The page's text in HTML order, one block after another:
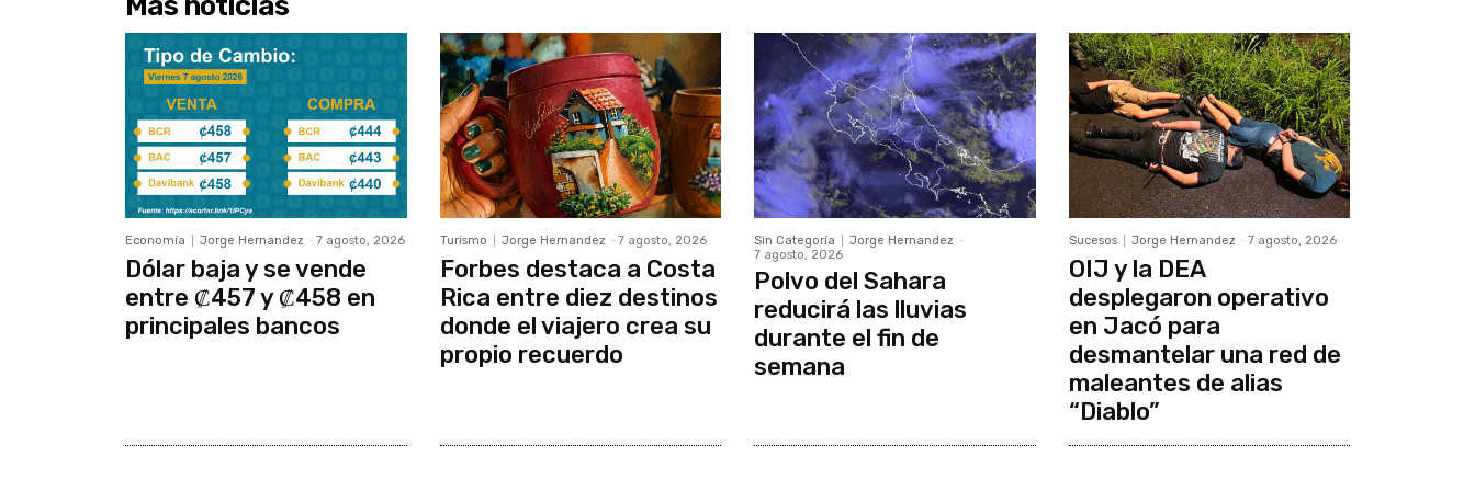
Economía Jorge Hernandez - 7 agosto, 2026
Dólar baja y se vende
entre ₡457 y ₡458 en
principales bancos
Turismo Jorge Hernandez - 7 agosto, 2026
Forbes destaca a Costa
Rica entre diez destinos
donde el viajero crea su
propio recuerdo
Sin Categoría Jorge Hernandez -
7 agosto, 2026
Polvo del Sahara
reducirá las lluvias
durante el fin de
semana
Sucesos Jorge Hernandez - 7 agosto, 2026
OIJ y la DEA
desplegaron operativo
en Jacó para
desmantelar una red de
maleantes de alias
“Diablo”